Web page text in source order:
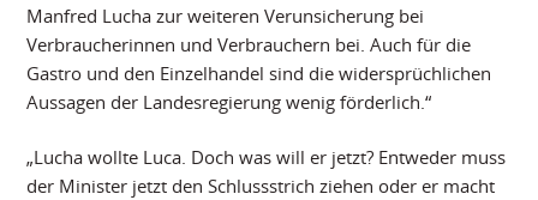
Manfred Lucha zur weiteren Verunsicherung bei
Verbraucherinnen und Verbrauchern bei. Auch für die
Gastro und den Einzelhandel sind die widersprüchlichen
Aussagen der Landesregierung wenig förderlich.“
„Lucha wollte Luca. Doch was will er jetzt? Entweder muss
der Minister jetzt den Schlussstrich ziehen oder er macht